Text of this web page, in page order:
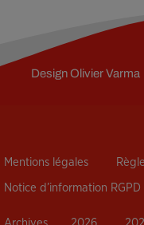
DesignOlivier Varma
Mentions légales
Notice d’information RGPD